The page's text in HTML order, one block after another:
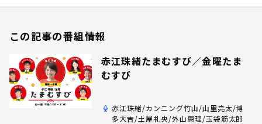
この記事の番組情報
赤江珠緒たまむすび／金曜たま
むすび
赤江珠緒/カンニング竹山/山里亮太/博
多大吉/土屋礼央/外山惠理/玉袋筋太郎